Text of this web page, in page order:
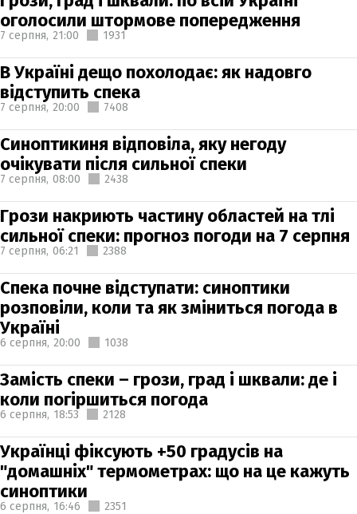
оголосили штормове попередження
7 серпня, 21:00 1931
В Україні дещо похолодає: як надовго
відступить спека
7 серпня, 20:00 7408
Синоптикиня відповіла, яку негоду
очікувати після сильної спеки
7 серпня, 08:00 2438
Грози накриють частину областей на тлі
сильної спеки: прогноз погоди на 7 серпня
7 серпня, 06:21 2388
Спека почне відступати: синоптики
розповіли, коли та як зміниться погода в
Україні
6 серпня, 20:00 1038
Замість спеки – грози, град і шквали: де і
коли погіршиться погода
6 серпня, 18:53 2128
Українці фіксують +50 градусів на
"домашніх" термометрах: що на це кажуть
синоптики
6 серпня, 16:46 2351